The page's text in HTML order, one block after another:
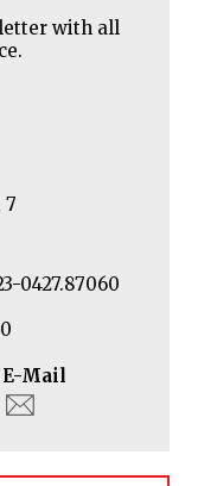
with all
7
0427.87060
E-Mail